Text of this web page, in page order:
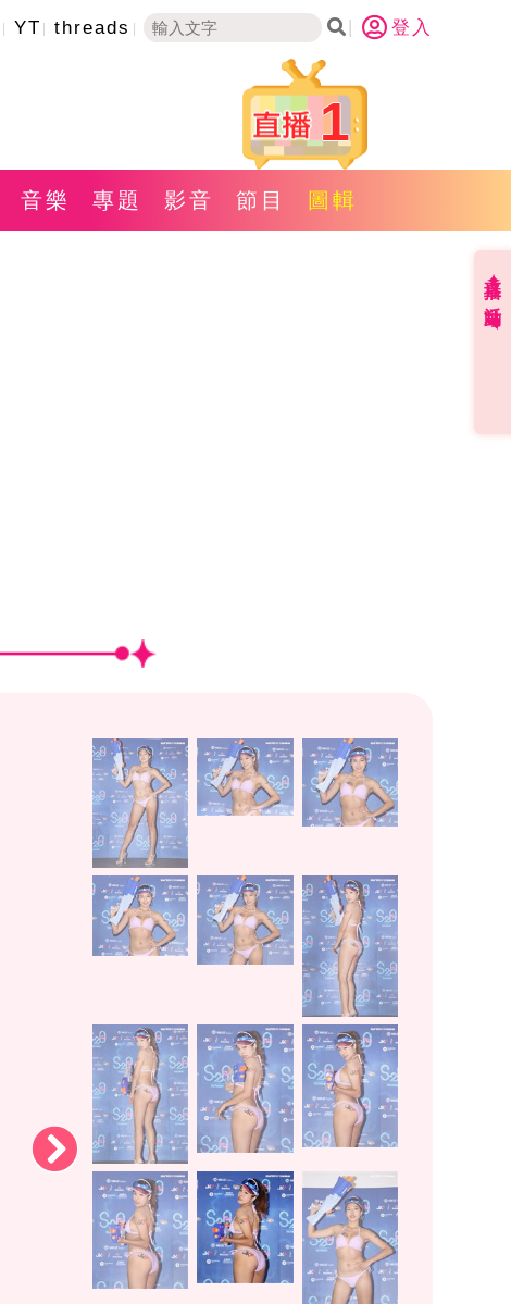
YT threads 登入
1
音樂 專題 影音 節目 圖輯
直播✦活動